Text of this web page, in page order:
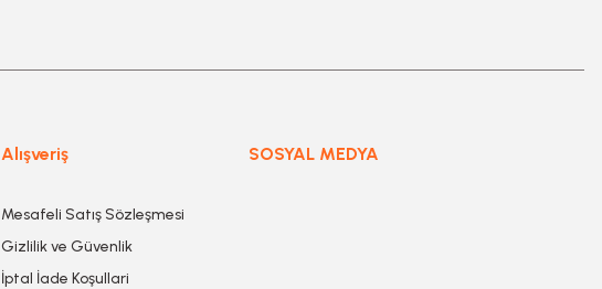
Alışveriş
Mesafeli Satış Sözleşmesi
Gizlilik ve Güvenlik
İptal İade Koşullari
SOSYAL MEDYA